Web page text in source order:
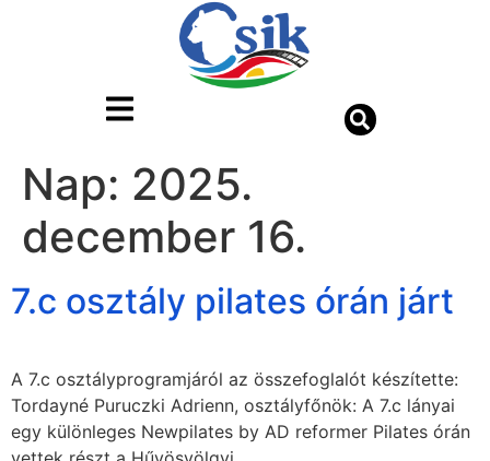
Nap: 2025.
december 16.
7.c osztály pilates órán járt
A 7.c osztályprogramjáról az összefoglalót készítette:
Tordayné Puruczki Adrienn, osztályfőnök: A 7.c lányai
egy különleges Newpilates by AD reformer Pilates órán